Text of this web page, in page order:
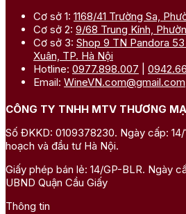
Cơ sở 1: 1168/41 Trường Sa,
Cơ sở 2: 9/68 Trung Kính,
Cơ sở 3: Shop 9 TN Pandora
Xuân, TP. Hà Nội
Hotline: 0977.898.007
Email: WineVN.com@gmail.com
CÔNG TY TNHH MTV THƯƠNG
Số ĐKKD: 0109378230. Ngày cấp:
hoạch và đầu tư Hà Nội.
Giấy phép bán lẻ: 14/GP-BLR. Ngày
UBND Quận Cầu Giấy
Thông tin